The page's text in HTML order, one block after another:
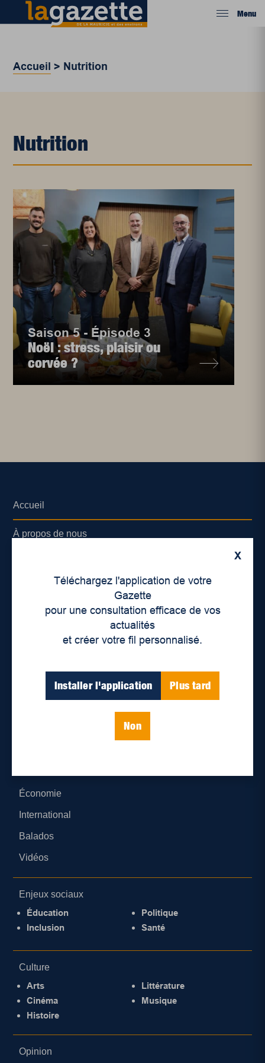
Menu
Accueil > Nutrition
Nutrition
Saison 5 - Épisode 3
Noël : stress, plaisir ou
corvée ?
X
Téléchargez l'application de votre
Gazette
pour une consultation efficace de vos
actualités
et créer votre fil personnalisé.
Installer l'application Plus tard
Non
Accueil
À propos de nous
Lieux de distribution
Économie
International
Balados
Vidéos
Enjeux sociaux
Éducation
Inclusion
Politique
Santé
Culture
Arts
Cinéma
Histoire
Littérature
Musique
Opinion